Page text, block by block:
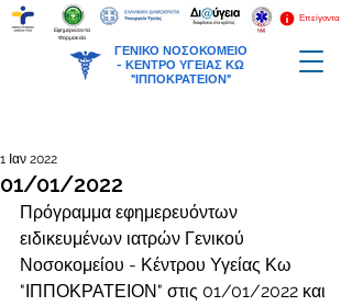
ΓΕΝΙΚΟ ΝΟΣΟΚΟΜΕΙΟ
- ΚΕΝΤΡΟ ΥΓΕΙΑΣ ΚΩ
"ΙΠΠΟΚΡΑΤΕΙΟΝ"
Επείγοντα
Εφημερεύοντα
Φαρμακεία
01/01/2022
1 Ιαν 2022
Πρόγραμμα εφημερευόντων
ειδικευμένων ιατρών Γενικού
Νοσοκομείου - Κέντρου Υγείας Κω
"ΙΠΠΟΚΡΑΤΕΙΟΝ" στις 01/01/2022 και